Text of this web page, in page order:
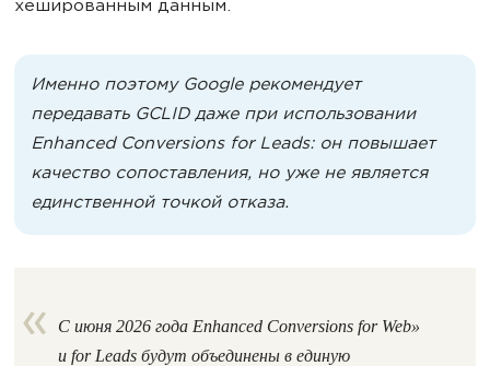
хешированным данным.
Именно поэтому Google рекомендует
передавать GCLID даже при использовании
Enhanced Conversions for Leads: он повышает
качество сопоставления, но уже не является
единственной точкой отказа.
С июня 2026 года Enhanced Conversions for Web»
и for Leads будут объединены в единую